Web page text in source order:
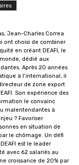
Jean-Charles Correa
ont choisi de combiner
en créant DEAFI, le
dédié aux
Après 20 années
à l’international, il
de zone export
Son expérience des
le convainc
malentendantes à
? Favoriser
en situation de
le chômage. Un défi
est le leader
avec 62 salariés au
croissance de 20% par